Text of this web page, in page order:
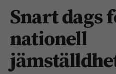
Snart dags
nationell